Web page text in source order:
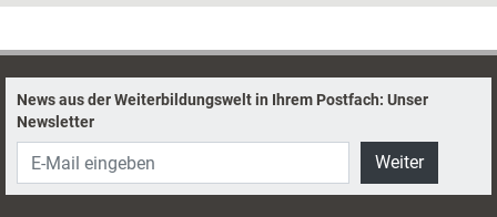
News aus der Weiterbildungswelt in Ihrem Postfach: Unser
Newsletter
Weiter